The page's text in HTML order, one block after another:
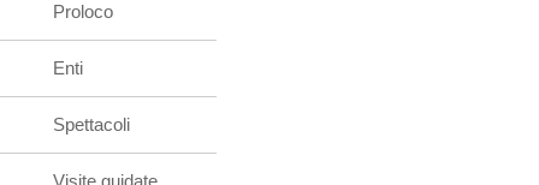
Proloco
Enti
Spettacoli
Visite guidate